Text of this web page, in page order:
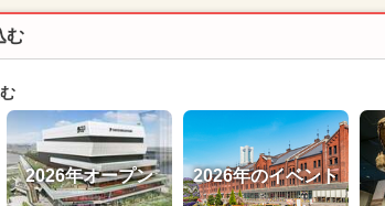
む
2026年オープン 2026年のイベント